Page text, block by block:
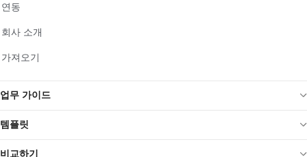
연동
회사 소개
가져오기
업무 가이드
템플릿
비교하기